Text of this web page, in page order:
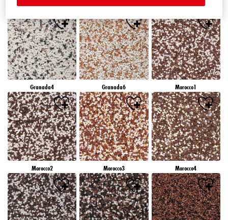
Granada1 Granada2 Granada3
Granada4 Granada6 Morocco1
Morocco2 Morocco3 Morocco4